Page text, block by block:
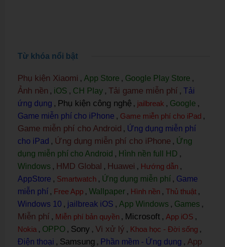
Từ khóa nổi bật
Phụ kiện Xiaomi , App Store , Google Play Store ,
Ảnh nền , iOS , CH Play , Tải game miễn phí , Tải
ứng dụng , Phụ kiện công nghệ , jailbreak , Google ,
Game miễn phí cho iPhone , Game miễn phí cho iPad ,
Game miễn phí cho Android , Ứng dụng miễn phí
cho iPad , Ứng dụng miễn phí cho iPhone , Ứng
dụng miễn phí cho Android , Hình nền full HD ,
Windows , HMD Global , Huawei , Hướng dẫn ,
AppStore , Smartwatch , Ứng dụng miễn phí , Game
miễn phí , Free App , Wallpaper , Hình nền , Thủ thuật ,
Windows 10 , jailbreak iOS , App Windows , Games ,
Miễn phí , Miễn phí bản quyền , Microsoft , App iOS ,
Nokia , OPPO , Sony , Vi xử lý , Khoa học - Đời sống ,
Điện thoại , Samsung , Phần mềm - Ứng dụng , App